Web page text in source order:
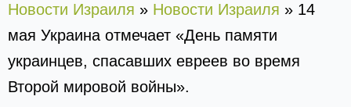
Новости Израиля » Новости Израиля » 14
мая Украина отмечает «День памяти
украинцев, спасавших евреев во время
Второй мировой войны».